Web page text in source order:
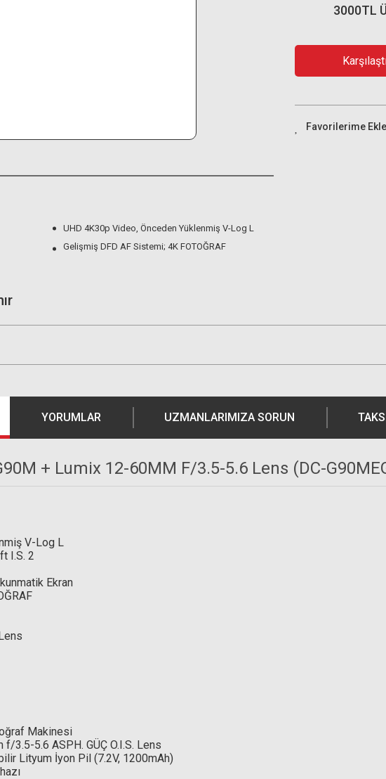
UHD 4K30p Video, Önceden Yüklenmiş V-Log L
Gelişmiş DFD AF Sistemi; 4K FOTOĞRAF
3000TL
YORUMLAR UZMANLARIMIZA SORUN
+ Lumix 12-60MM F/3.5-5.6 Lens (DC-
V-Log L
I.S. 2
Ekran
Makinesi
3.5-5.6 ASPH. GÜÇ O.I.S. Lens
Lityum İyon Pil (7.2V, 1200mAh)